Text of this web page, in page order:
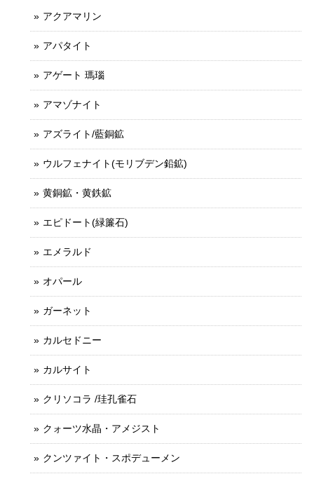
アクアマリン
アパタイト
アゲート 瑪瑙
アマゾナイト
アズライト/藍銅鉱
ウルフェナイト(モリブデン鉛鉱)
黄銅鉱・黄鉄鉱
エピドート(緑簾石)
エメラルド
オパール
ガーネット
カルセドニー
カルサイト
クリソコラ /珪孔雀石
クォーツ水晶・アメジスト
クンツァイト・スポデューメン